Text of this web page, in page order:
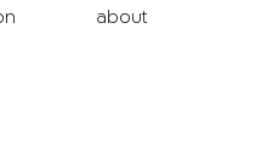
about